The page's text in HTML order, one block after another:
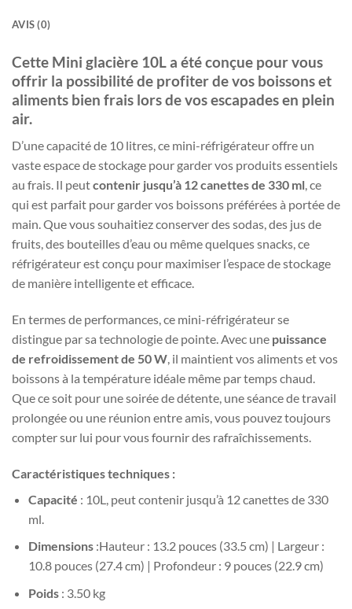
AVIS (0)
Cette Mini glacière 10L a été conçue pour vous
offrir la possibilité de profiter de vos boissons et
aliments bien frais lors de vos escapades en plein
air.
D’une capacité de 10 litres, ce mini-réfrigérateur offre un
vaste espace de stockage pour garder vos produits essentiels
au frais. Il peutcontenir jusqu’à 12 canettes de 330 ml, ce
qui est parfait pour garder vos boissons préférées à portée de
main. Que vous souhaitiez conserver des sodas, des jus de
fruits, des bouteilles d’eau ou même quelques snacks, ce
réfrigérateur est conçu pour maximiser l’espace de stockage
de manière intelligente et efficace.
En termes de performances, ce mini-réfrigérateur se
distingue par sa technologie de pointe. Avec une puissance
de refroidissement de 50 W, il maintient vos aliments et vos
boissons à la température idéale même par temps chaud.
Que ce soit pour une soirée de détente, une séance de travail
prolongée ou une réunion entre amis, vous pouvez toujours
compter sur lui pour vous fournir des rafraîchissements.
Caractéristiques techniques :
Capacité : 10L, peut contenir jusqu’à 12 canettes de 330
ml.
Dimensions:Hauteur : 13.2 pouces (33.5 cm) | Largeur :
10.8 pouces (27.4 cm) | Profondeur : 9 pouces (22.9 cm)
Poids: 3.50 kg